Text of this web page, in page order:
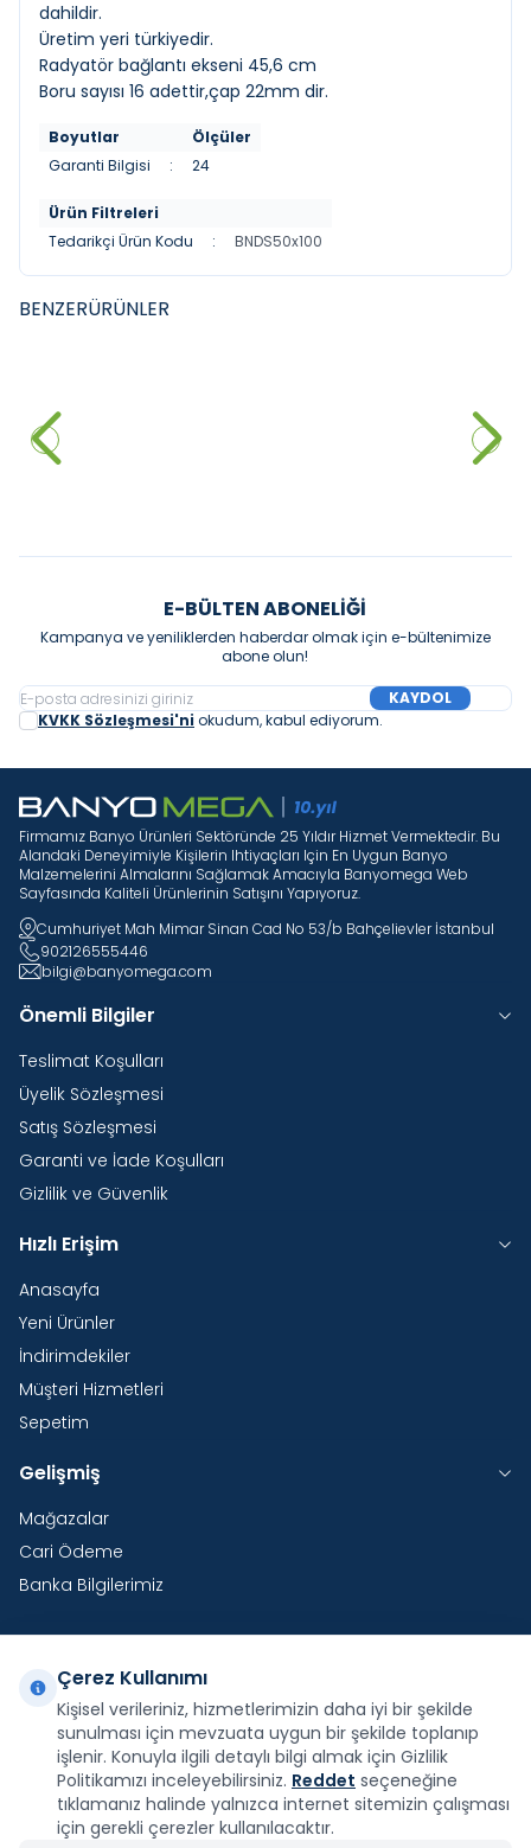
dahildir.
Üretim yeri türkiyedir.
Radyatör bağlantı ekseni 45,6 cm
Boru sayısı 16 adettir,çap 22mm dir.
Boyutlar
Ölçüler
Garanti Bilgisi
: 24
Ürün Filtreleri
Tedarikçi Ürün Kodu
: BNDS50x100
BENZERÜRÜNLER
50x70
7.500,00
E-BÜLTEN ABONELIĞI
Kampanya ve yeniliklerden haberdar olmak için e-bültenimize
abone olun!
KAYDOL
KVKK Sözleşmesi'ni okudum, kabul ediyorum.
Firmamız Banyo Ürünleri Sektöründe 25 Yıldır Hizmet Vermektedir. Bu
Alandaki Deneyimiyle Kişilerin Ihtiyaçları Için En Uygun Banyo
Malzemelerini Almalarını Sağlamak Amacıyla Banyomega Web
Sayfasında Kaliteli Ürünlerinin Satışını Yapıyoruz.
Cumhuriyet Mah Mimar Sinan Cad No 53/b Bahçelievler İstanbul
902126555446
bilgi@banyomega.com
Önemli Bilgiler
Teslimat Koşulları
Üyelik Sözleşmesi
Satış Sözleşmesi
Garanti ve İade Koşulları
Gizlilik ve Güvenlik
Hızlı Erişim
Anasayfa
Yeni Ürünler
İndirimdekiler
Müşteri Hizmetleri
Sepetim
Gelişmiş
Mağazalar
Cari Ödeme
Banka Bilgilerimiz
Yurtdışı Kargo
Şirketimiz E-Fatura ve E-Arşiv Fatura uygulaması
kapsamındadır.
Çerez Kullanımı
Kişisel verileriniz, hizmetlerimizin daha iyi bir şekilde
sunulması için mevzuata uygun bir şekilde toplanıp
işlenir. Konuyla ilgili detaylı bilgi almak için Gizlilik
Politikamızı inceleyebilirsiniz. Reddet seçeneğine
tıklamanız halinde yalnızca internet sitemizin çalışması
için gerekli çerezler kullanılacaktır.